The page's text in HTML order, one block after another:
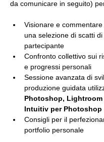
da comunicare in seguito)
Visionare e
una selezione di scatti
partecipante
Confronto collettivo sui
e progressi personali
Sessione avanzata di
produzione guidata
Photoshop,
Intuitiv per Photoshop
Consigli per il
portfolio personale